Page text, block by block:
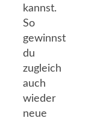
kannst.
So
gewinnst
du
zugleich
auch
wieder
neue